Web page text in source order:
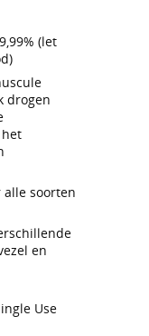
(let
drogen
soorten
en
Use